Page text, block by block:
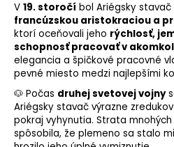
V 19. storočí bol Ariégsky
francúzskou aristokraciou a
ktorí oceňovali jeho rýchlosť,
schopnosť pracovať v
elegancia a špičkové pracovné
pevné miesto medzi najlepšími
🐶 Počas druhej svetovej vojny
Ariégsky stavač výrazne
pokraj vyhynutia. Strata
spôsobila, že plemeno sa stalo